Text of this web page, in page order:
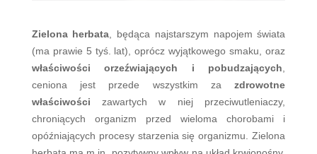
Zielona herbata , będąca najstarszym napojem świata
(ma prawie 5 tyś. lat), oprócz wyjątkowego smaku, oraz
właściwości orzeźwiających i pobudzających
ceniona jest przede wszystkim zazdrowotne
właściwości zawartych w niej przeciwutleniaczy,
chroniących organizm przed wieloma chorobami i
opóźniających procesy starzenia się organizmu. Zielona